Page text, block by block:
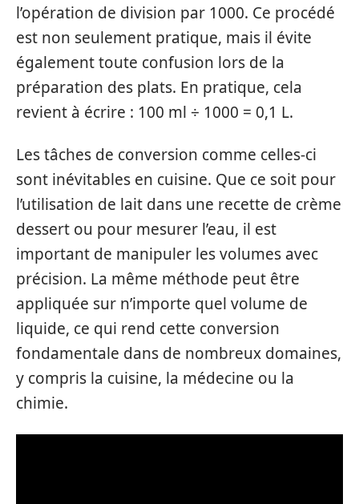
l’opération de division par 1000. Ce procédé
est non seulement pratique, mais il évite
également toute confusion lors de la
préparation des plats. En pratique, cela
revient à écrire : 100 ml ÷ 1000 = 0,1 L.
Les tâches de conversion comme celles-ci
sont inévitables en cuisine. Que ce soit pour
l’utilisation de lait dans une recette de crème
dessert ou pour mesurer l’eau, il est
important de manipuler les volumes avec
précision. La même méthode peut être
appliquée sur n’importe quel volume de
liquide, ce qui rend cette conversion
fondamentale dans de nombreux domaines,
y compris la cuisine, la médecine ou la
chimie.